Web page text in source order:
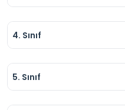
4. Sınıf
5. Sınıf